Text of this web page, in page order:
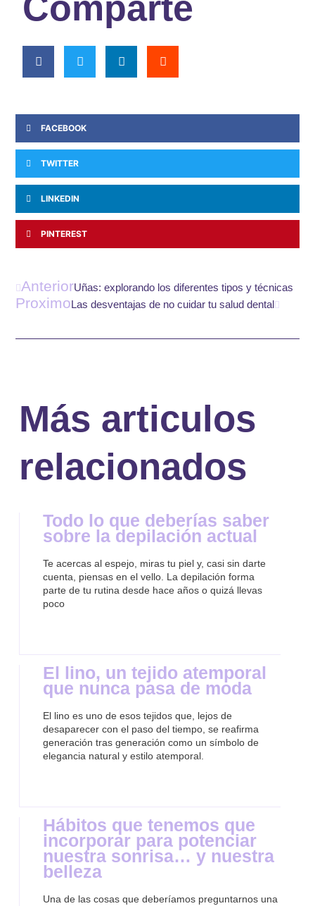
FACEBOOK
TWITTER
LINKEDIN
PINTEREST
AnteriorUñas: explorando los diferentes tipos y técnicas
ProximoLas desventajas de no cuidar tu salud dental
Más articulos
relacionados
Todo lo que deberías saber
sobre la depilación actual
Te acercas al espejo, miras tu piel y, casi sin darte
cuenta, piensas en el vello. La depilación forma
parte de tu rutina desde hace años o quizá llevas
poco
El lino, un tejido atemporal
que nunca pasa de moda
El lino es uno de esos tejidos que, lejos de
desaparecer con el paso del tiempo, se reafirma
generación tras generación como un símbolo de
elegancia natural y estilo atemporal.
Hábitos que tenemos que
incorporar para potenciar
nuestra sonrisa… y nuestra
belleza
Una de las cosas que deberíamos preguntarnos una